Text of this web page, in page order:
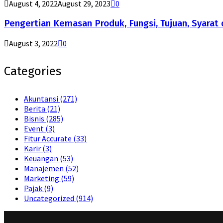
August 4, 2022August 29, 2023 0
Pengertian Kemasan Produk, Fungsi, Tujuan, Syarat
August 3, 2022 0
Categories
Akuntansi (271)
Berita (21)
Bisnis (285)
Event (3)
Fitur Accurate (33)
Karir (3)
Keuangan (53)
Manajemen (52)
Marketing (59)
Pajak (9)
Uncategorized (914)